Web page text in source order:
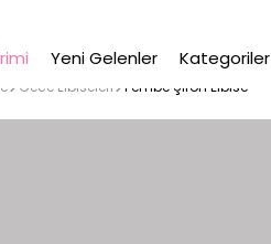
Yeni Gelenler Kategoriler
Gece Elbiseleri Pembe Şifon Elbise